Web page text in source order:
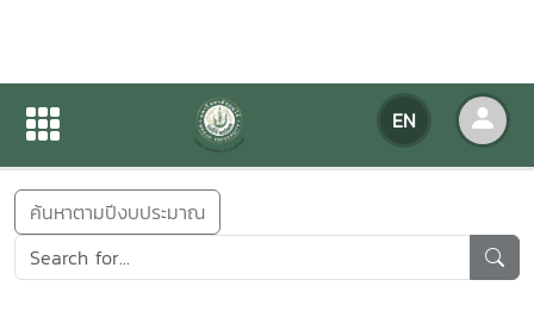
EN
NEWS
ค้นหาตามปีงบประมาณ